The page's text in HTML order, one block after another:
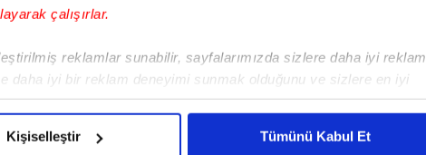
çalışırlar.
reklamlar sunabilir, sayfalarımızda sizlere daha iyi reklam
daha iyi bir reklam deneyimi sunmak olduğunu ve sizlere en iyi
ve bu noktada, reklamların maliyetlerimizi karşılamak
Kişiselleştir Tümünü Kabul Et